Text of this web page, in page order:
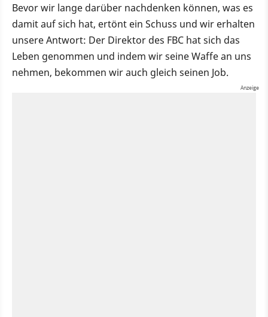
Bevor wir lange darüber nachdenken können, was es
damit auf sich hat, ertönt ein Schuss und wir erhalten
unsere Antwort: Der Direktor des FBC hat sich das
Leben genommen und indem wir seine Waffe an uns
nehmen, bekommen wir auch gleich seinen Job.